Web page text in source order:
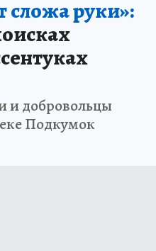
сложа руки»:
и добровольцы
Подкумок